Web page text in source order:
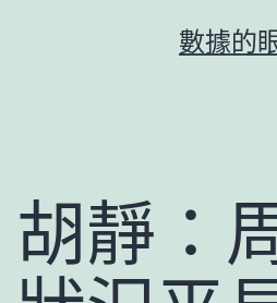
數據的
胡靜：